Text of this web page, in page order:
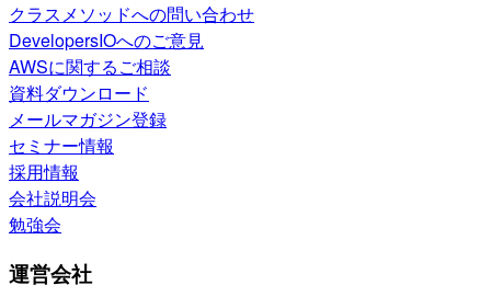
クラスメソッドへの問い合わせ
DevelopersIOへのご意見
AWSに関するご相談
資料ダウンロード
メールマガジン登録
セミナー情報
採用情報
会社説明会
勉強会
運営会社